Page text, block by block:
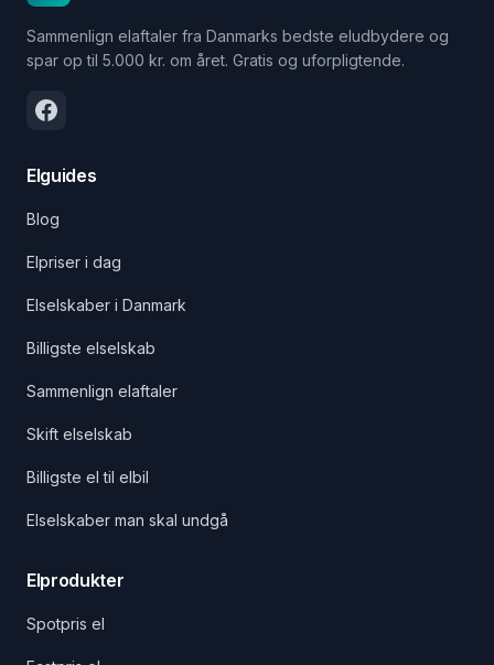
Sammenlign elaftaler fra Danmarks bedste eludbydere og
spar op til 5.000 kr. om året. Gratis og uforpligtende.
Elguides
Blog
Elpriser i dag
Elselskaber i Danmark
Billigste elselskab
Sammenlign elaftaler
Skift elselskab
Billigste el til elbil
Elselskaber man skal undgå
Elprodukter
Spotpris el